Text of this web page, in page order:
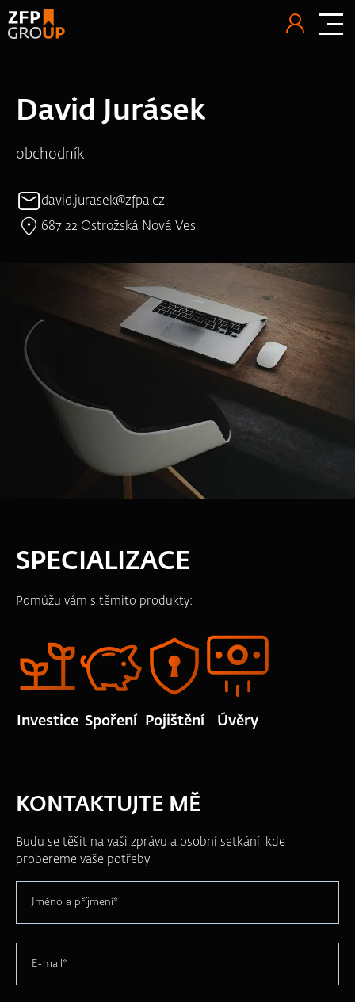
David Jurásek
obchodník
david.jurasek@zfpa.cz
687 22 Ostrožská Nová Ves
SPECIALIZACE
Pomůžu vám s těmito produkty:
Investice Spoření Pojištění Úvěry
KONTAKTUJTE MĚ
Budu se těšit na vaši zprávu a osobní setkání, kde
probereme vaše potřeby.
Jméno a příjmení*
E-mail*